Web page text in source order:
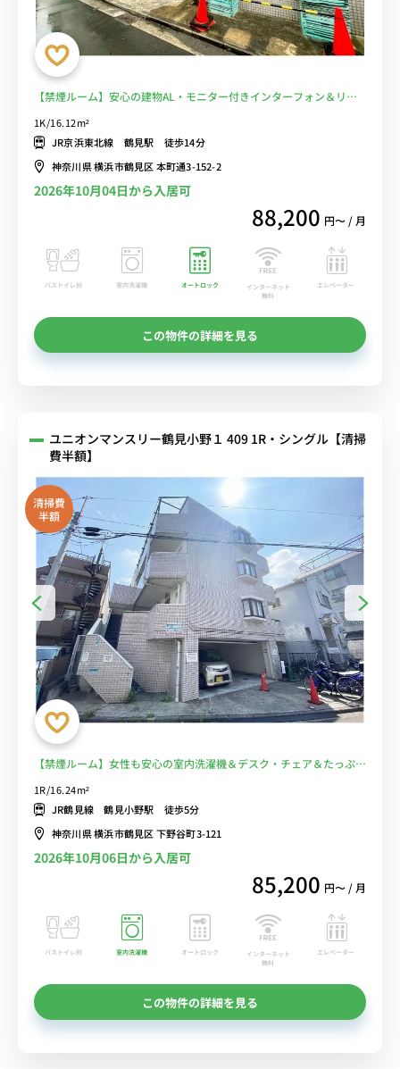
【禁煙ルーム】安心の建物AL・モニター付きインターフォン＆リビ
市立大学鶴見キャンパスまで徒歩通学/駅チカにはショッピングモー
ル・CIALやツルミフーガなど複数あり買い物に便利■選べるWi-Fi格
安レンタル中！
1K/16.12m²
JR京浜東北線 鶴見駅 徒歩14分
神奈川県 横浜市鶴見区 本町通3-152-2
2026年10月04日から入居可
88,200 円〜 / 月
バストイレ別 室内洗濯機 オートロック
インターネット
無料
エレベーター
この物件の詳細を見る
ユニオンマンスリー鶴見小野１ 409 1R・シングル【清掃
費半額】
清掃費
半額
【禁煙ルーム】女性も安心の室内洗濯機＆デスク・チェア＆たっぷり
収納2ドア冷蔵庫など生活家電のあるお部屋■選べるWi-Fi格安レンタ
ル中！
1R/16.24m²
JR鶴見線 鶴見小野駅 徒歩5分
神奈川県 横浜市鶴見区 下野谷町3-121
2026年10月06日から入居可
85,200 円〜 / 月
バストイレ別 室内洗濯機 オートロック
インターネット
無料
エレベーター
この物件の詳細を見る